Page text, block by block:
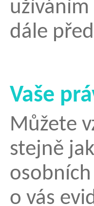
dále
Vaše
Můžete
stejně
o vás